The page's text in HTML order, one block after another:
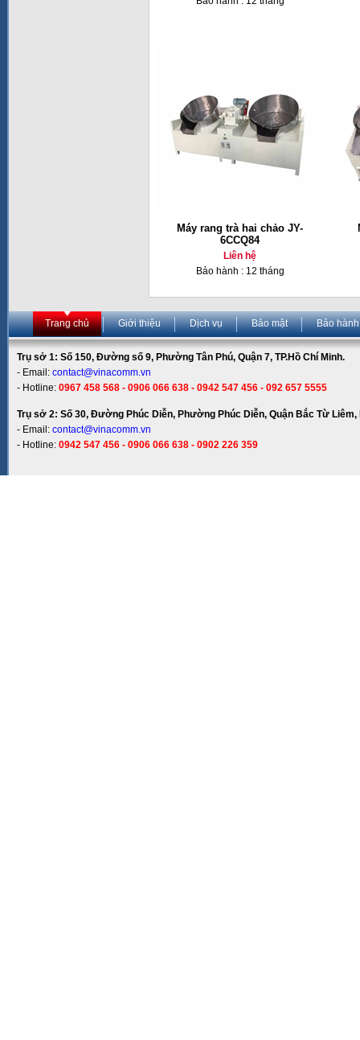
Máy rang trà hai chảo JY-
6CCQ84
Liên hệ
Bảo hành : 12 tháng
Trang chủ Giới thiệu Dịch vụ Bảo mật Bảo hành
Trụ sở 1: Số 150, Đường số 9, Phường Tân Phú, Quận 7, TP.Hồ Chí Minh.
- Email: contact@vinacomm.vn
- Hotline: 0967 458 568 - 0906 066 638 - 0942 547 456 - 092 657 5555
Trụ sở 2: Số 30, Đường Phúc Diễn, Phường Phúc Diễn, Quận Bắc Từ Liêm,
- Email: contact@vinacomm.vn
- Hotline: 0942 547 456 - 0906 066 638 - 0902 226 359